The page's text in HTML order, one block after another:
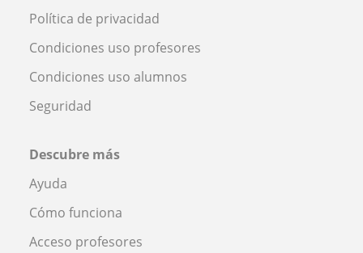
Política de privacidad
Condiciones uso profesores
Condiciones uso alumnos
Seguridad
Descubre más
Ayuda
Cómo funciona
Acceso profesores